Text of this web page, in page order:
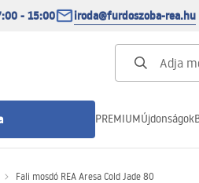
- 15:00 iroda@furdoszoba-rea.hu
PREMIUMÚjdonságok
Fali mosdó REA Aresa Cold Jade 80